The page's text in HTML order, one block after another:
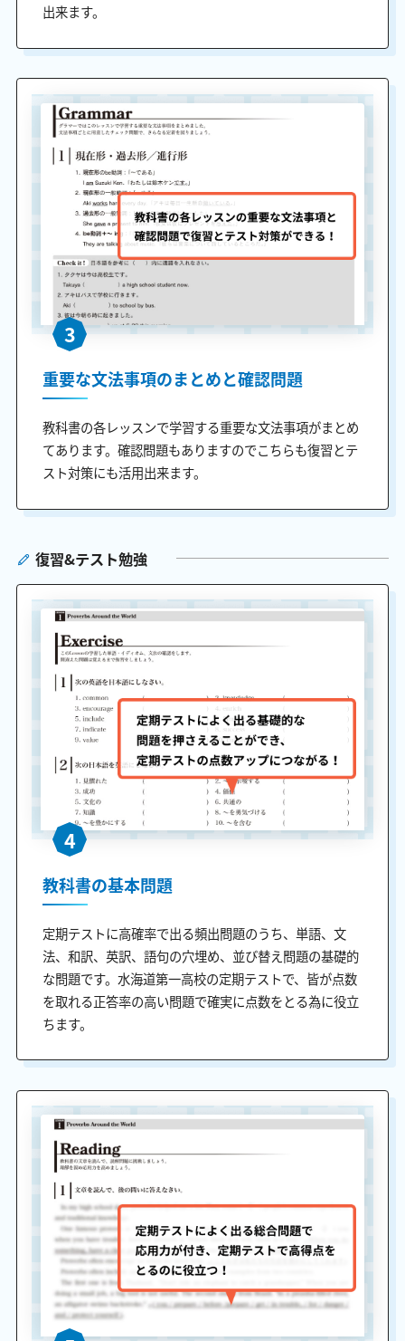
出来ます。
3
重要な文法事項のまとめと確認問題
教科書の各レッスンで学習する重要な文法事項がまとめ
てあります。確認問題もありますのでこちらも復習とテ
スト対策にも活用出来ます。
復習&テスト勉強
4
教科書の基本問題
定期テストに高確率で出る頻出問題のうち、単語、文
法、和訳、英訳、語句の穴埋め、並び替え問題の基礎的
な問題です。水海道第一高校の定期テストで、皆が点数
を取れる正答率の高い問題で確実に点数をとる為に役立
ちます。